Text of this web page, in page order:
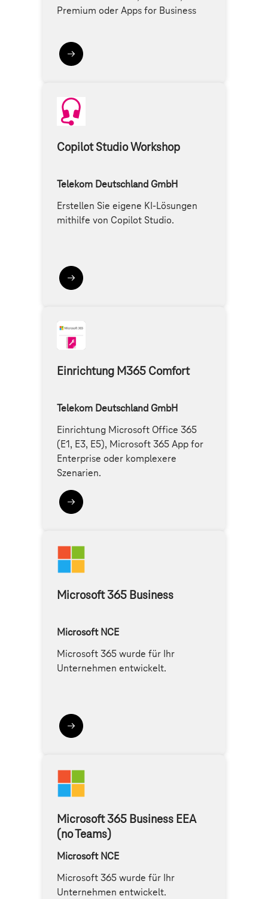
Premium oder Apps for Business
Copilot Studio Workshop
Telekom Deutschland GmbH
Erstellen Sie eigene KI-Lösungen
mithilfe von Copilot Studio.
Einrichtung M365 Comfort
Telekom Deutschland GmbH
Einrichtung Microsoft Office 365
(E1, E3, E5), Microsoft 365 App for
Enterprise oder komplexere
Szenarien.
Microsoft 365 Business
Microsoft NCE
Microsoft 365 wurde für Ihr
Unternehmen entwickelt.
Microsoft 365 Business EEA
(no Teams)
Microsoft NCE
Microsoft 365 wurde für Ihr
Unternehmen entwickelt.